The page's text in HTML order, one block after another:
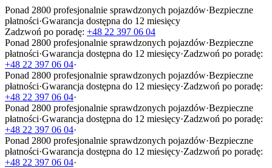
Ponad 2800 profesjonalnie sprawdzonych pojazdów·Bezpieczne
płatności·Gwarancja dostępna do 12 miesięcy
Zadzwoń po poradę: +48 22 397 06 04
Ponad 2800 profesjonalnie sprawdzonych pojazdów·Bezpieczne
płatności·Gwarancja dostępna do 12 miesięcy·Zadzwoń po poradę:
+48 22 397 06 04·
Ponad 2800 profesjonalnie sprawdzonych pojazdów·Bezpieczne
płatności·Gwarancja dostępna do 12 miesięcy·Zadzwoń po poradę:
+48 22 397 06 04·
Ponad 2800 profesjonalnie sprawdzonych pojazdów·Bezpieczne
płatności·Gwarancja dostępna do 12 miesięcy·Zadzwoń po poradę:
+48 22 397 06 04·
Ponad 2800 profesjonalnie sprawdzonych pojazdów·Bezpieczne
płatności·Gwarancja dostępna do 12 miesięcy·Zadzwoń po poradę:
+48 22 397 06 04·